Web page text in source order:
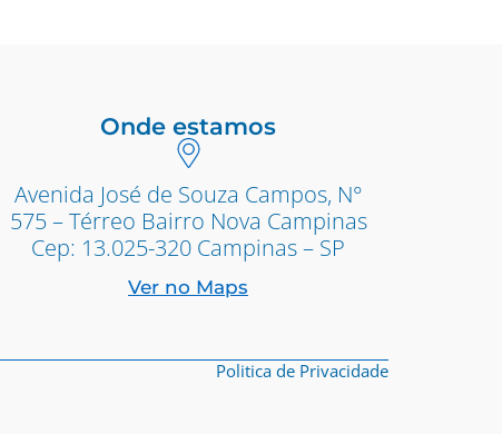
Onde estamos
Avenida José de Souza Campos, N°
575 – Térreo Bairro Nova Campinas
Cep: 13.025-320 Campinas – SP
Ver no Maps
Politica de Privacidade